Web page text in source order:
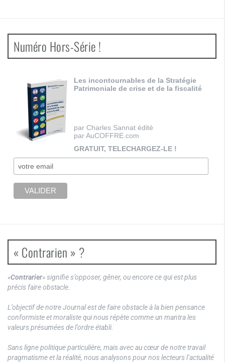
Numéro Hors-Série !
Les incontournables de la Stratégie
Patrimoniale de crise et de la fiscalité
par Charles Sannat édité
par AuCOFFRE.com
GRATUIT, TELECHARGEZ-LE !
« Contrarien » ?
«Contrarier» signifie s’opposer, gêner, ou encore ce qui est plus
précis faire obstacle.
L’objectif de notre Journal est de faire obstacle à la bien pensance
conformiste et moraliste qui nous répète comme un mantra les
valeurs présumées de l’ordre établi.
Sans ligne politique particulière, mais avec au cœur de notre travail
pragmatisme et la réalité, nous analysons pour nos lecteurs l’actualité